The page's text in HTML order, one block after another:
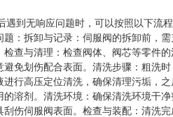
遇到无响应问题时，可以按照以下流
：拆卸与记录：伺服阀的拆卸前，
检查与清理：检查阀体、阀芯等零件
免划伤配合表面。清洗步骤：粗洗
行高压定位清洗，确保清理污垢，
溶剂。清洗环境：确保清洗环境干
伤伺服阀表面。检查与装配：清洗